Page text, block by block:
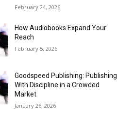
February 24, 2026
How Audiobooks Expand Your
Reach
February 5, 2026
Goodspeed Publishing: Publishing
With Discipline in a Crowded
Market
January 26, 2026